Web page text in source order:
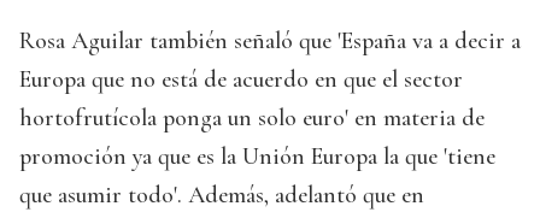
Rosa Aguilar también señaló que 'España va a decir a
Europa que no está de acuerdo en que el sector
hortofrutícola ponga un solo euro' en materia de
promoción ya que es la Unión Europa la que 'tiene
que asumir todo'. Además, adelantó que en